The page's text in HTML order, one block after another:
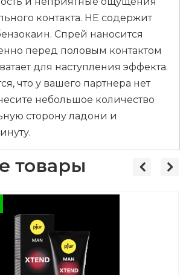
контакта. НЕ содержит
Спрей наносится
перед половым контактом
для наступления эффекта.
что у вашего партнера нет
небольшое количество
сторону ладони и
товары